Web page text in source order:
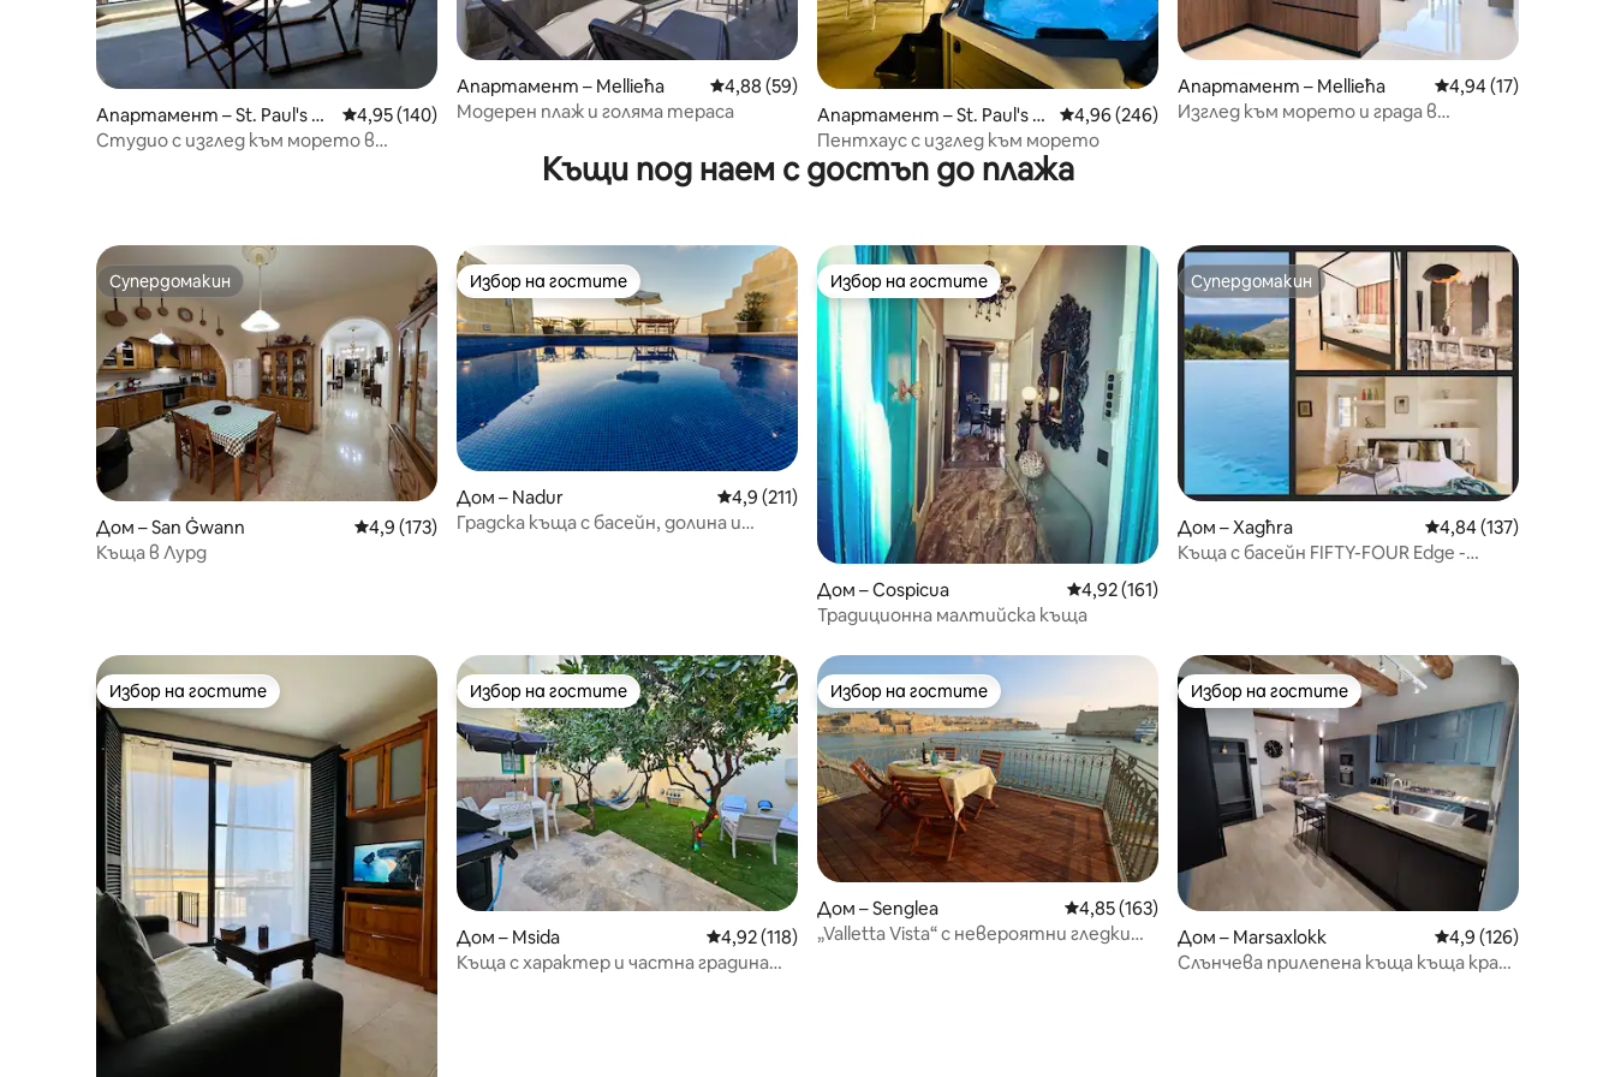
Апартамент – St. Paul's Ba
y
Средна оценка: 4,95 от 5, 140 отзива
4,95 (140)
Студио с изглед към морето в
Апартамент – Mellieħa Средна оценка: 4,88 от 5, 59 отзива
4,88 (59)
Модерен плаж и голяма тераса
Апартамент – St. Paul's B
ay
Средна оценка: 4,96 от 5, 246 отзива
4,96 (246)
Пентхаус с изглед към морето
Апартамент – Mellieħa Средна оценка:
4,94 (17)
Изглед към морето и града в
Къщи под наем с достъп до плажа
Супердомакин
Супердомакин
Дом – San Ġwann Средна оценка: 4,9 от 5, 173 отзива
4,9 (173)
Къща в Лурд
Избор на гостите
Избор на гостите
Дом – Nadur Средна оценка: 4,9 от 5, 211 отзива
4,9 (211)
Градска къща с басейн, долина и
Избор на гостите
Избор на гостите
Дом – Cospicua Средна оценка: 4,92 от 5, 161 отзива
4,92 (161)
Традиционна малтийска къща
Супердомакин
Супердомакин
Дом – Xagħra Средна оценка: 4,84
4,84 (137)
Къща с басейн FIFTY-FOUR Edge -
Избор на гостите
Избор на гостите Избор на гостите
Избор на гостите
Дом – Msida Средна оценка: 4,92 от 5, 118 отзива
4,92 (118)
Къща с характер и частна градина
Избор на гостите
Избор на гостите
Дом – Senglea Средна оценка: 4,85 от 5, 163 отзива
4,85 (163)
„Valletta Vista“ с невероятни гледки
Избор на гостите
Избор на гостите
Дом – Marsaxlokk Средна оценка: 4,9
4,9 (126)
Слънчева прилепена къща къща край